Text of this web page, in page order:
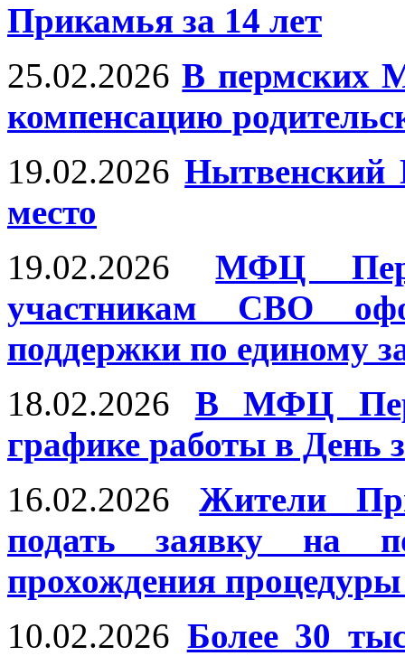
Прикамья за 14 лет
25.02.2026 В пермских
компенсацию
19.02.2026 Нытвенский
место
19.02.2026
МФЦ
участникам СВО
поддержки по единому
18.02.2026
В МФЦ
графике работы в День
16.02.2026
Жители
подать заявку на
прохождения
10.02.2026 Более 30